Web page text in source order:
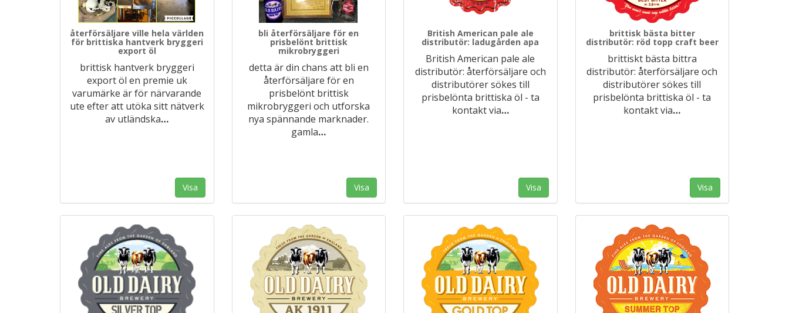
återförsäljare ville hela världen
för brittiska hantverk bryggeri
export öl
brittisk hantverk bryggeri
export öl en premie uk
varumärke är för närvarande
ute efter att utöka sitt nätverk
av utländska…
Visa
bli återförsäljare för en
prisbelönt brittisk
mikrobryggeri
detta är din chans att bli en
återförsäljare för en
prisbelönt brittisk
mikrobryggeri och utforska
nya spännande marknader.
gamla…
Visa
British American pale ale
distributör: ladugården apa
British American pale ale
distributör: återförsäljare och
distributörer sökes till
prisbelönta brittiska öl - ta
kontakt via…
Visa
brittisk bästa bitter
distributör: röd topp craft beer
brittiskt bästa bittra
distributör: återförsäljare och
distributörer sökes till
prisbelönta brittiska öl - ta
kontakt via…
Visa